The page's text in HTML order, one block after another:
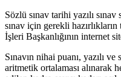
Sözlü sınav tarihi yazılı sınav
sınav için gerekli
İşleri Başkanlığının internet
Sınavın nihai puanı, yazılı
aritmetik ortalaması alınarak